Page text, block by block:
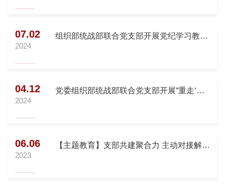
07.02
2024
组织部统战部联合党支部开展党纪学习教育
04.12
2024
党委组织部统战部联合党支部开展“重走‘进
06.06
2023
【主题教育】支部共建聚合力 主动对接解难